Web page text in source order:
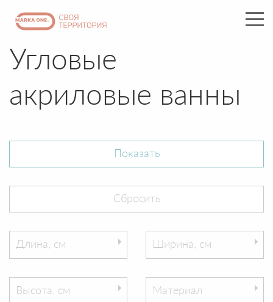
Угловые
акриловые ванны
Длина, см Ширина, см
Высота, см Материал